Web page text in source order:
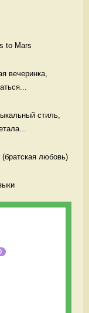
to Mars
вечеринка,
стиль,